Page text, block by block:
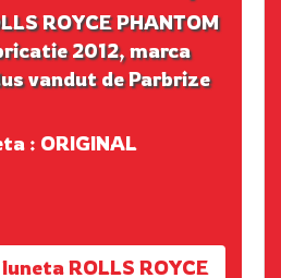
ROYCE PHANTOM
2012, marca
vandut de Parbrize
: ORIGINAL
ROLLS ROYCE